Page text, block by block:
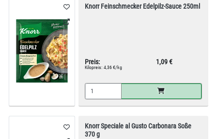
Knorr Feinschmecker Edelpilz-Sauce 250ml
Preis: 1,09 €
Kilopreis: 4,36 €/kg
Knorr Speciale al Gusto Carbonara Soße
370 g